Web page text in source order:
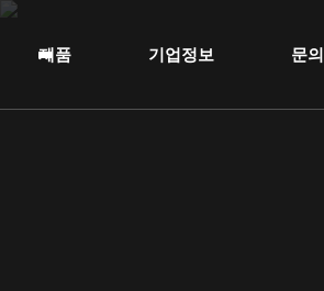
제품 기업정보 문의